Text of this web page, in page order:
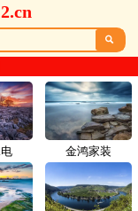

金鸿家装